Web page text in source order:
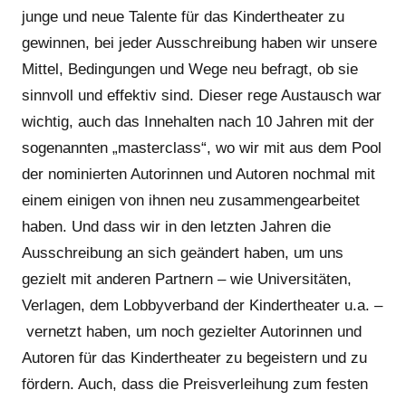
junge und neue Talente für das Kindertheater zu
gewinnen, bei jeder Ausschreibung haben wir unsere
Mittel, Bedingungen und Wege neu befragt, ob sie
sinnvoll und effektiv sind. Dieser rege Austausch war
wichtig, auch das Innehalten nach 10 Jahren mit der
sogenannten „masterclass“, wo wir mit aus dem Pool
der nominierten Autorinnen und Autoren nochmal mit
einem einigen von ihnen neu zusammengearbeitet
haben. Und dass wir in den letzten Jahren die
Ausschreibung an sich geändert haben, um uns
gezielt mit anderen Partnern – wie Universitäten,
Verlagen, dem Lobbyverband der Kindertheater u.a. –
vernetzt haben, um noch gezielter Autorinnen und
Autoren für das Kindertheater zu begeistern und zu
fördern. Auch, dass die Preisverleihung zum festen